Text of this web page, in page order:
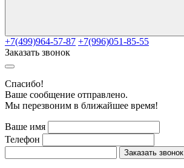
+7(499)964-57-87 +7(996)051-85-55
Заказать звонок
Cпасибо!
Ваше сообщение отправлено.
Мы перезвоним в ближайшее время!
Ваше имя
Телефон
Заказать звонок